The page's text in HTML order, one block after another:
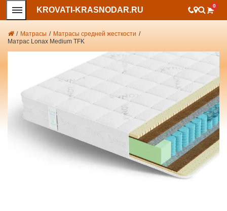
KROVATI-KRASNODAR.RU 0
/ Матрасы / Матрасы средней жесткости /
Матрас Lonax Medium TFK